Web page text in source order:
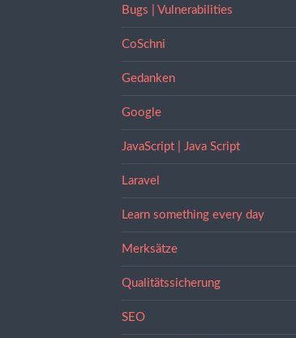
Bugs | Vulnerabilities
CoSchni
Gedanken
Google
JavaScript | Java Script
Laravel
Learn something every day
Merksätze
Qualitätssicherung
SEO